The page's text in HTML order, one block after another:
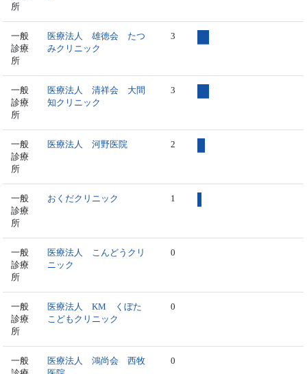
所
一般
診療
所
医療法人 雄徳会 たつ
みクリニック
3
一般
診療
所
医療法人 清祥会 大間
知クリニック
3
一般
診療
所
医療法人 河野医院 2
一般
診療
所
おくだクリニック 1
一般
診療
所
医療法人 こんどうクリ
ニック
0
一般
診療
所
医療法人 KM くぼた
こどもクリニック
0
一般
医療法人 鴻尚会 西牧
0